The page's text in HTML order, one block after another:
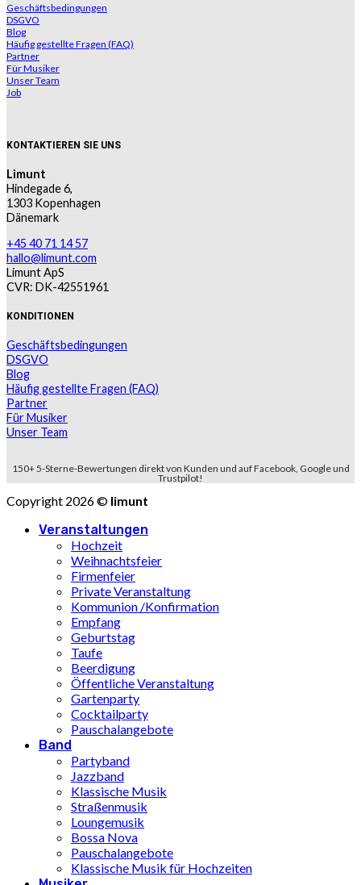
Geschäftsbedingungen
DSGVO
Blog
Häufig gestellte Fragen (FAQ)
Partner
Für Musiker
Unser Team
Job
KONTAKTIEREN SIE UNS
Limunt
Hindegade 6,
1303 Kopenhagen
Dänemark
+45 40 71 14 57
hallo@limunt.com
Limunt ApS
CVR: DK-42551961
KONDITIONEN
Geschäftsbedingungen
DSGVO
Blog
Häufig gestellte Fragen (FAQ)
Partner
Für Musiker
Unser Team
150+ 5-Sterne-Bewertungen direkt von Kunden und auf Facebook, Google und
Trustpilot!
Copyright 2026 © limunt
Veranstaltungen
Hochzeit
Weihnachtsfeier
Firmenfeier
Private Veranstaltung
Kommunion /Konfirmation
Empfang
Geburtstag
Taufe
Beerdigung
Öffentliche Veranstaltung
Gartenparty
Cocktailparty
Pauschalangebote
Band
Partyband
Jazzband
Klassische Musik
Straßenmusik
Loungemusik
Bossa Nova
Pauschalangebote
Klassische Musik für Hochzeiten